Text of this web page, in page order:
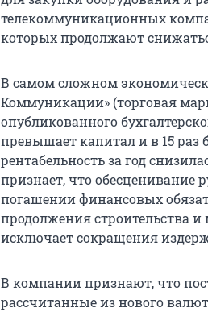
телекоммуникационных
которых продолжают
В самом сложном
Коммуникации» (торговая
опубликованного
превышает капитал и в 15
рентабельность за год
признает, что обесценивание
погашении финансовых
продолжения строительства
исключает сокращения
В компании признают, что
рассчитанные из нового